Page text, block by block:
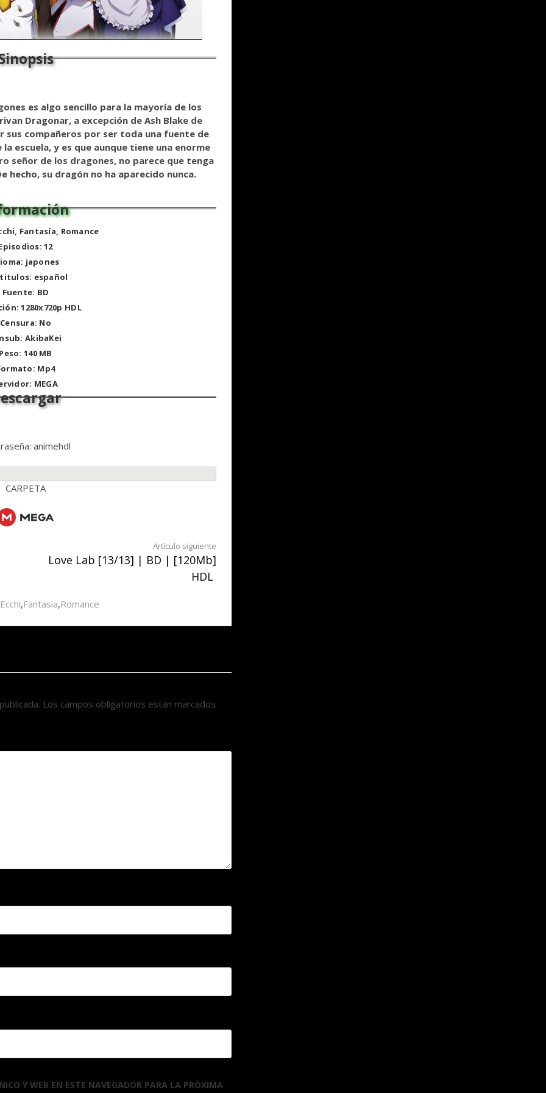
es algo sencillo para la mayoría de los
Dragonar, a excepción de Ash Blake de
sus compañeros por ser toda una fuente de
escuela, y es que aunque tiene una enorme
señor de los dragones, no parece que tenga
hecho, su dragón no ha aparecido nunca.
Fantasía, Romance
12
japones
español
Fuente: BD
1280x720p HDL
Censura: No
AkibaKei
Peso: 140 MB
Mp4
MEGA
animehdl
CARPETA
Artículo siguiente
Love Lab [13/13] | BD | [120Mb]
HDL
Ecchi,Fantasía,Romance
Los campos obligatorios están marcados
Y WEB EN ESTE NAVEGADOR PARA LA PRÓXIMA